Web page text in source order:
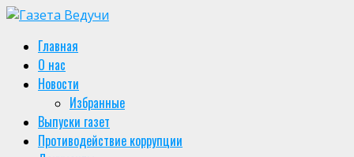
Skip
content
Primary
Menu
Главная
О нас
Новости
Избранные
Выпуски газет
Противодействие коррупции